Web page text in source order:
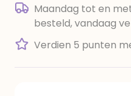
Maandag tot en
besteld, vandaag
Verdien 5 punten